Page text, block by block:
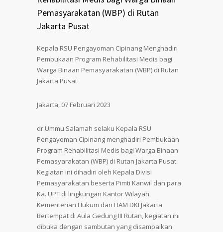
Pemasyarakatan (WBP) di Rutan
Jakarta Pusat
Kepala RSU Pengayoman Cipinang Menghadiri
Pembukaan Program Rehabilitasi Medis bagi
Warga Binaan Pemasyarakatan (WBP) di Rutan
Jakarta Pusat
Jakarta, 07 Februari 2023
dr.Ummu Salamah selaku Kepala RSU
Pengayoman Cipinang menghadiri Pembukaan
Program Rehabilitasi Medis bagi Warga Binaan
Pemasyarakatan (WBP) di Rutan Jakarta Pusat.
Kegiatan ini dihadiri oleh Kepala Divisi
Pemasyarakatan beserta Pimti Kanwil dan para
Ka. UPT di lingkungan Kantor Wilayah
Kementerian Hukum dan HAM DKI Jakarta.
Bertempat di Aula Gedung III Rutan, kegiatan ini
dibuka dengan sambutan yang disampaikan